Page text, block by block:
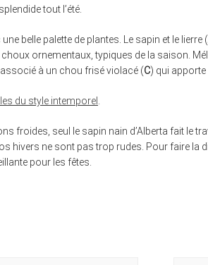
tout l’été.
belle palette de plantes. Le sapin et le lierre (
choux ornementaux, typiques de la saison.
associé à un chou frisé violacé (C) qui
du style intemporel
froides, seul le sapin nain d’Alberta fait le
hivers ne sont pas trop rudes. Pour faire
pour les fêtes.